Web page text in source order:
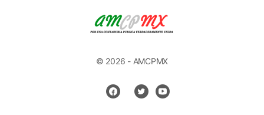
© 2026 - AMCPMX